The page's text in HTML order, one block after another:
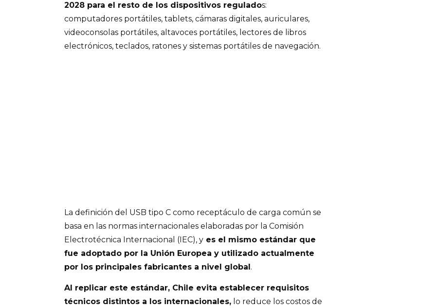
2028 para el resto de los dispositivos regulados:
computadores portátiles, tablets, cámaras digitales, auriculares,
videoconsolas portátiles, altavoces portátiles, lectores de libros
electrónicos, teclados, ratones y sistemas portátiles de navegación.
La definición del USB tipo C como receptáculo de carga común se
basa en las normas internacionales elaboradas por la Comisión
Electrotécnica Internacional (IEC), y es el mismo estándar que
fue adoptado por la Unión Europea y utilizado actualmente
por los principales fabricantes a nivel global .
Al replicar este estándar, Chile evita establecer requisitos
técnicos distintos a los internacionales, lo reduce los costos de